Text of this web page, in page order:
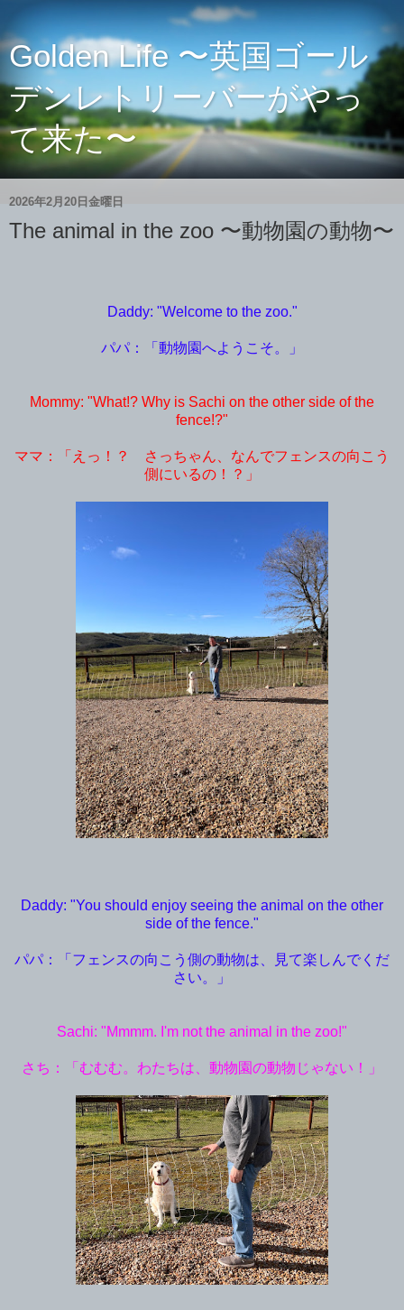
Golden Life 〜英国ゴール
デンレトリーバーがやっ
て来た〜
2026年2月20日金曜日
The animal in the zoo 〜動物園の動物〜
Daddy: "Welcome to the zoo."
パパ：「動物園へようこそ。」
Mommy: "What!? Why is Sachi on the other side of the
fence!?"
ママ：「えっ！？ さっちゃん、なんでフェンスの向こう
側にいるの！？」
Daddy: "You should enjoy seeing the animal on the other
side of the fence."
パパ：「フェンスの向こう側の動物は、見て楽しんでくだ
さい。」
Sachi: "Mmmm. I'm not the animal in the zoo!"
さち：「むむむ。わたちは、動物園の動物じゃない！」